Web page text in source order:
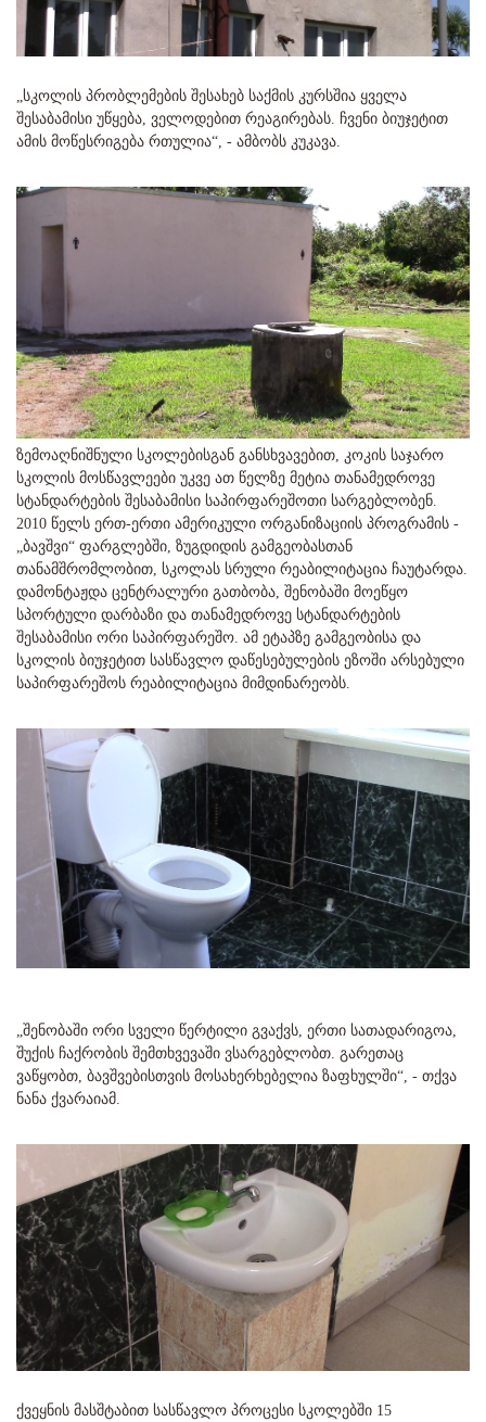
„სკოლის პრობლემების შესახებ საქმის კურსშია ყველა
შესაბამისი უწყება, ველოდებით რეაგირებას. ჩვენი ბიუჯეტით
ამის მოწესრიგება რთულია“, - ამბობს კუკავა.
ზემოაღნიშნული სკოლებისგან განსხვავებით, კოკის საჯარო
სკოლის მოსწავლეები უკვე ათ წელზე მეტია თანამედროვე
სტანდარტების შესაბამისი საპირფარეშოთი სარგებლობენ.
2010 წელს ერთ-ერთი ამერიკული ორგანიზაციის პროგრამის -
„ბავშვი“ ფარგლებში, ზუგდიდის გამგეობასთან
თანამშრომლობით, სკოლას სრული რეაბილიტაცია ჩაუტარდა.
დამონტაჟდა ცენტრალური გათბობა, შენობაში მოეწყო
სპორტული დარბაზი და თანამედროვე სტანდარტების
შესაბამისი ორი საპირფარეშო. ამ ეტაპზე გამგეობისა და
სკოლის ბიუჯეტით სასწავლო დაწესებულების ეზოში არსებული
საპირფარეშოს რეაბილიტაცია მიმდინარეობს.
„შენობაში ორი სველი წერტილი გვაქვს, ერთი სათადარიგოა,
შუქის ჩაქრობის შემთხვევაში ვსარგებლობთ. გარეთაც
ვაწყობთ, ბავშვებისთვის მოსახერხებელია ზაფხულში“, - თქვა
ნანა ქვარაიამ.
ქვეყნის მასშტაბით სასწავლო პროცესი სკოლებში 15